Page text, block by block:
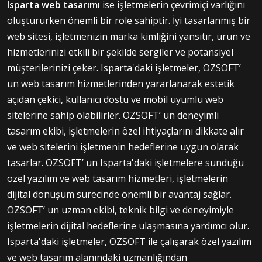
Isparta web tasarımı ise işletmelerin çevrimiçi varlığını
oluştururken önemli bir role sahiptir. İyi tasarlanmış bir
web sitesi, işletmenizin marka kimliğini yansıtır, ürün ve
hizmetlerinizi etkili bir şekilde sergiler ve potansiyel
müşterilerinizi çeker. Isparta'daki işletmeler, OZSOFT’
un web tasarım hizmetlerinden yararlanarak estetik
açıdan çekici, kullanıcı dostu ve mobil uyumlu web
sitelerine sahip olabilirler. OZSOFT’ un deneyimli
tasarım ekibi, işletmelerin özel ihtiyaçlarını dikkate alır
ve web sitelerini işletmenin hedeflerine uygun olarak
tasarlar. OZSOFT’ un Isparta'daki işletmelere sunduğu
özel yazılım ve web tasarım hizmetleri, işletmelerin
dijital dönüşüm sürecinde önemli bir avantaj sağlar.
OZSOFT’ un uzman ekibi, teknik bilgi ve deneyimiyle
işletmelerin dijital hedeflerine ulaşmasına yardımcı olur.
Isparta'daki işletmeler, OZSOFT ile çalışarak özel yazılım
ve web tasarım alanındaki uzmanlığından